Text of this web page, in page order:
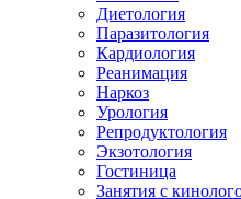
Диетология
Паразитология
Кардиология
Реанимация
Наркоз
Урология
Репродуктология
Экзотология
Гостиница
Занятия с